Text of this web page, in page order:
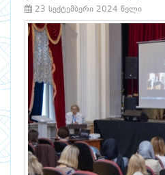
23 სექტემბერი 2024 წელი